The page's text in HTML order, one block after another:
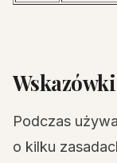
Podczas
o kilku